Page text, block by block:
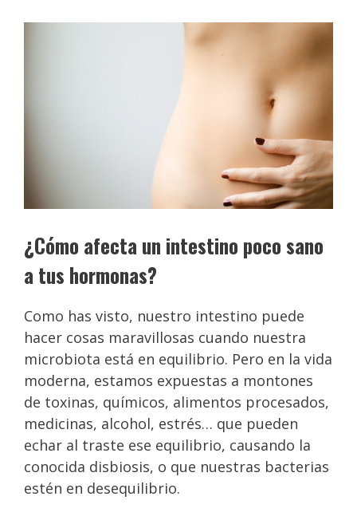
¿Cómo afecta un intestino poco sano
a tus hormonas?
Como has visto, nuestro intestino puede
hacer cosas maravillosas cuando nuestra
microbiota está en equilibrio. Pero en la vida
moderna, estamos expuestas a montones
de toxinas, químicos, alimentos procesados,
medicinas, alcohol, estrés… que pueden
echar al traste ese equilibrio, causando la
conocida disbiosis, o que nuestras bacterias
estén en desequilibrio.